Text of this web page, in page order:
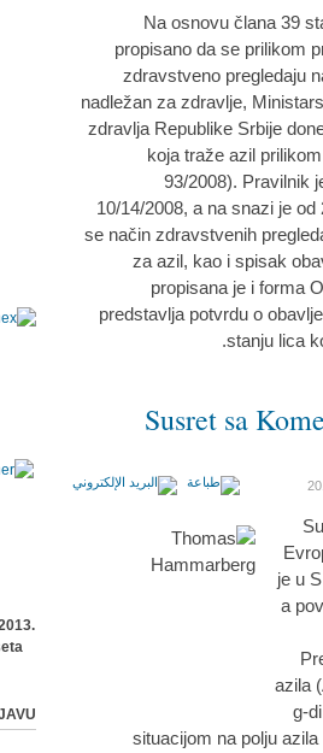
Na osnovu člana 39
propisano da se prilikom
zdravstveno pregledaju
nadležan za zdravlje,
zdravlja Republike Srbije
koja traže azil
93/2008). Pravilnik
10/14/2008, a na snazi je
se način zdravstvenih
za azil, kao i spisak
propisana je i forma
predstavlja potvrdu o
stanju lica
Susret sa
je u
a
azila
g-
situacijom na polju